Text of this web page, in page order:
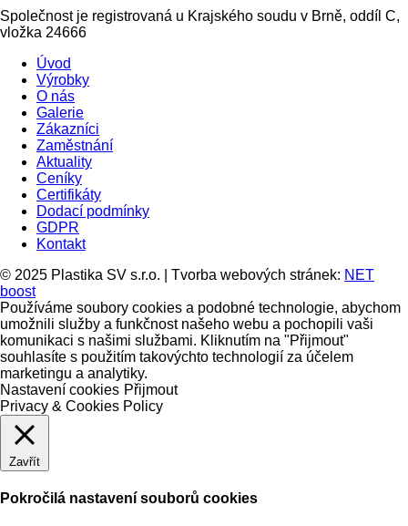
Společnost je registrovaná u Krajského soudu v Brně, oddíl C,
vložka 24666
Úvod
Výrobky
O nás
Galerie
Zákazníci
Zaměstnání
Aktuality
Ceníky
Certifikáty
Dodací podmínky
GDPR
Kontakt
© 2025 Plastika SV s.r.o. | Tvorba webových stránek: NET
boost
Používáme soubory cookies a podobné technologie, abychom
umožnili služby a funkčnost našeho webu a pochopili vaši
komunikaci s našimi službami. Kliknutím na "Přijmout"
souhlasíte s použitím takovýchto technologií za účelem
marketingu a analytiky.
Nastavení cookies Přijmout
Privacy & Cookies Policy
Zavřít
Pokročilá nastavení souborů cookies